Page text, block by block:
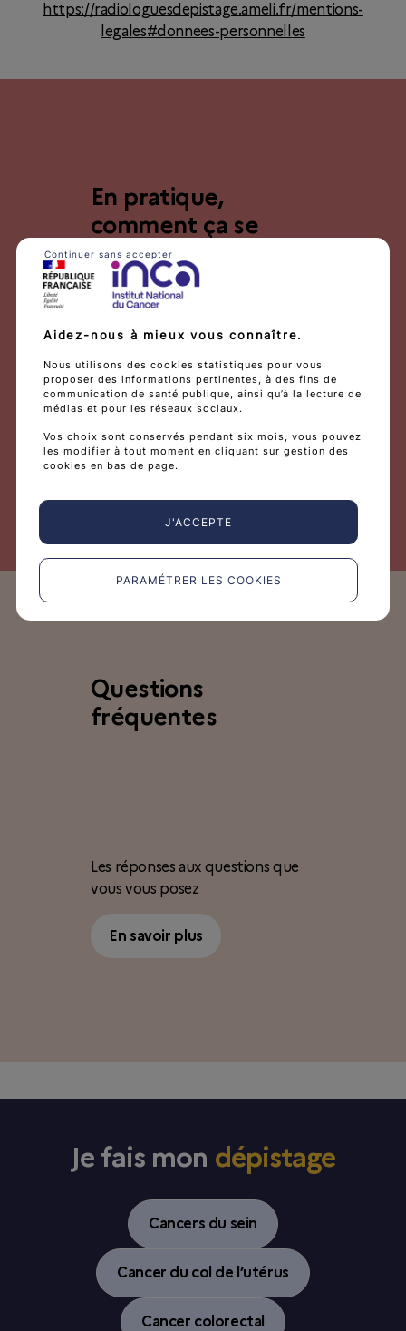
https://radiologuesdepistage.ameli.fr/mentions-
legales#donnees-personnelles
En pratique,
comment ça se
passe ?
Découvrez votre parcours
dépistage
En savoir plus
Questions
fréquentes
Les réponses aux questions que
vous vous posez
En savoir plus
Je fais mon dépistage
Cancers du sein
Cancer du col de l’utérus
Cancer colorectal
Aidez-nous à mieux vous connaître.
Nous utilisons des cookies statistiques pour vous
proposer des informations pertinentes, à des fins de
communication de santé publique, ainsi qu’à la lecture de
médias et pour les réseaux sociaux.
Vos choix sont conservés pendant six mois, vous pouvez
les modifier à tout moment en cliquant sur gestion des
cookies en bas de page.
J'ACCEPTE
PARAMÉTRER LES COOKIES
Continuer sans accepter